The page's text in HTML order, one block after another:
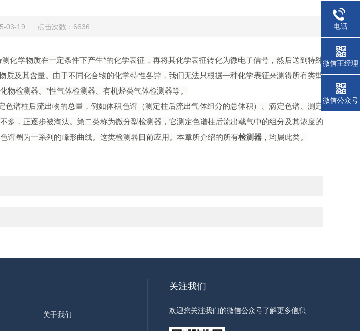
03-19 点击次数：6636
测化学物质在一定条件下产生*的化学表征，再将其化学表征转化为微电子信号，然后送到特殊
及其含量。由于不同化合物的化学特性各异，我们无法只根据一种化学表征来测得所有类型
检测器、*性气体检测器、有机烃类气体检测器等。
色谱柱后流出物的总量，例如体积色谱（测定柱后流出气体组分的总体积）、滴定色谱、测定
多，正逐步被淘汰。第二类称为微分型检测器，它测定色谱柱后流出载气中的组分及其浓度的
谱圈为一系列的峰形曲线。这类检测器目前应用。本章所介绍的所有检测器 ，均属此类。
关于我们
关注我们
欢迎您关注我们的微信公众号了解更多信息
电话
微信王经理
微信公众号